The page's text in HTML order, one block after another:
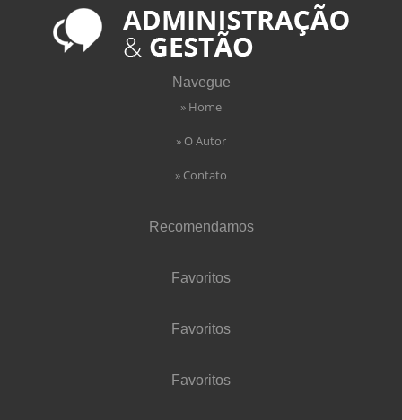
Navegue
» Home
» O Autor
» Contato
Recomendamos
Favoritos
Favoritos
Favoritos